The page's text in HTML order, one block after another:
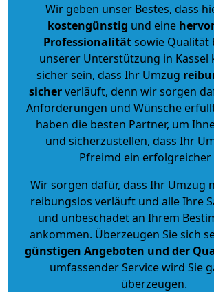
Wir geben unser Bestes, dass
kostengünstig und eine
Professionalitätsowie Qualität
unserer Unterstützung in Kassel
sicher sein, dass Ihr Umzug
sicherverläuft, denn wir sorgen
Anforderungen und Wünsche
haben die besten Partner, um
und sicherzustellen, dass Ihr
Pfreimd ein erfolgreicher
Wir sorgen dafür, dass Ihr Umzug
reibungslos verläuft und alle Ihre
und unbeschadet an Ihrem
ankommen. Überzeugen Sie sich
günstigen Angeboten und der
umfassender Service wird Sie
überzeugen.